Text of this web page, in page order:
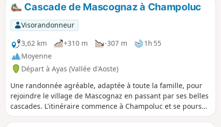
Cascade de Mascognaz à Champoluc
Visorandonneur
3,62 km
+310 m -307 m
1h 55
Moyenne
Départ à Ayas (Vallée d'Aoste)
Une randonnée agréable, adaptée à toute la famille, pour
rejoindre le village de Mascognaz en passant par ses belles
cascades. L'itinéraire commence à Champoluc et se poursuit
sur le sentier à travers la forêt, en longeant le ruisseau et